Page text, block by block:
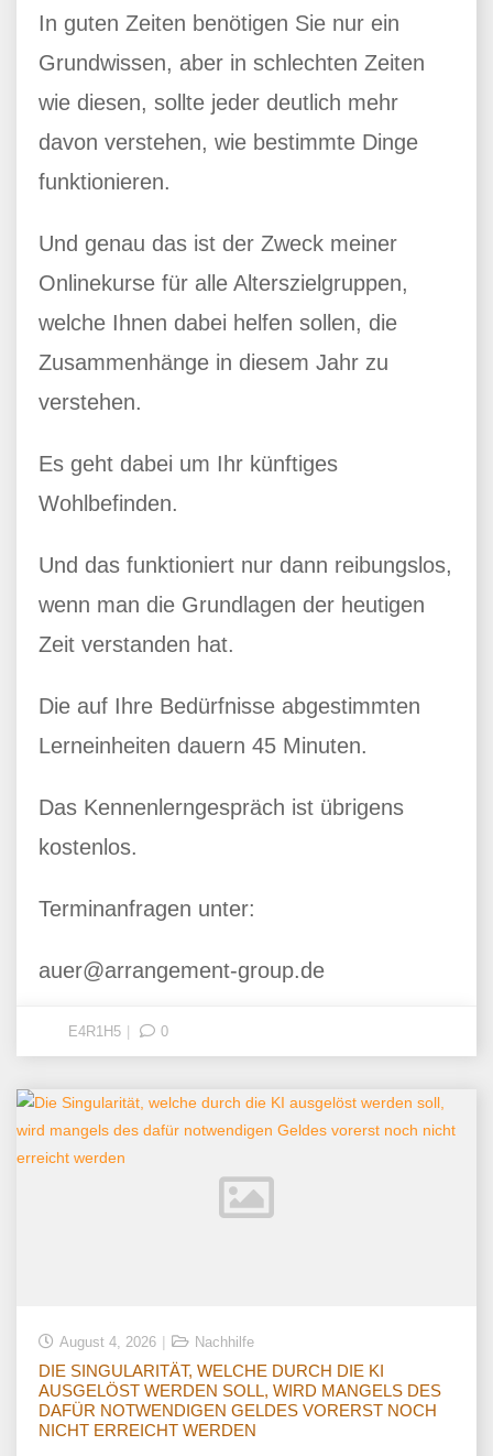
In guten Zeiten benötigen Sie nur ein
Grundwissen, aber in schlechten Zeiten
wie diesen, sollte jeder deutlich mehr
davon verstehen, wie bestimmte Dinge
funktionieren.
Und genau das ist der Zweck meiner
Onlinekurse für alle Alterszielgruppen,
welche Ihnen dabei helfen sollen, die
Zusammenhänge in diesem Jahr zu
verstehen.
Es geht dabei um Ihr künftiges
Wohlbefinden.
Und das funktioniert nur dann reibungslos,
wenn man die Grundlagen der heutigen
Zeit verstanden hat.
Die auf Ihre Bedürfnisse abgestimmten
Lerneinheiten dauern 45 Minuten.
Das Kennenlerngespräch ist übrigens
kostenlos.
Terminanfragen unter:
auer@arrangement-group.de
E4R1H5 0
August 4, 2026 Nachhilfe
DIE SINGULARITÄT, WELCHE DURCH DIE KI
AUSGELÖST WERDEN SOLL, WIRD MANGELS DES
DAFÜR NOTWENDIGEN GELDES VORERST NOCH
NICHT ERREICHT WERDEN